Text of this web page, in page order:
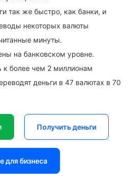
так же быстро, как банки, и
некоторых валюты
минуты.
на банковском уровне.
к более чем 2 миллионам
деньги в 47 валютах в 70
Получить деньги
для бизнеса